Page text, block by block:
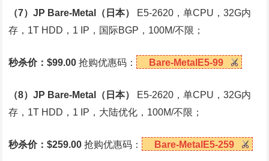
（7）JP Bare-Metal（日本）
E5-2620，单CPU，32G内
存，1T HDD，1 IP，国际BGP，100M/不限；
秒杀价：$99.00 抢购优惠码： Bare-MetalE5-99
（8）JP Bare-Metal（日本）
E5-2620，单CPU，32G内
存，1T HDD，1 IP，大陆优化，100M/不限；
秒杀价：$259.00 抢购优惠码： Bare-MetalE5-259